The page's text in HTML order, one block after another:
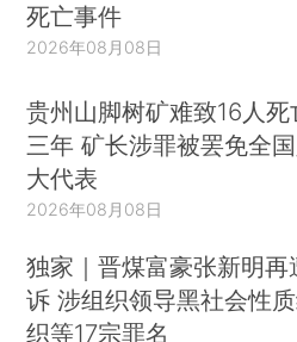
中美贸易摩擦是压力也是
改革和金融市场对外开放的
在此过程中，拥有持续稳
务杠杆的各行业龙头企业将
货币政策支持适度宽松，
进，将进一步提振投资者
向“长期慢牛”转变。
详细报告： A股Smart
死亡事件
2026年08月08日
贵州山脚树矿难致16人死
三年 矿长涉罪被罢免全国
大代表
2026年08月08日
独家｜晋煤富豪张新明再
诉 涉组织领导黑社会性
织等17宗罪名